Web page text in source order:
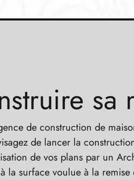
sa
de construction de
de lancer la
de vos plans par un
la surface voulue à la remise